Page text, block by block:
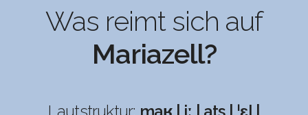
Was reimt sich auf
Mariazell?